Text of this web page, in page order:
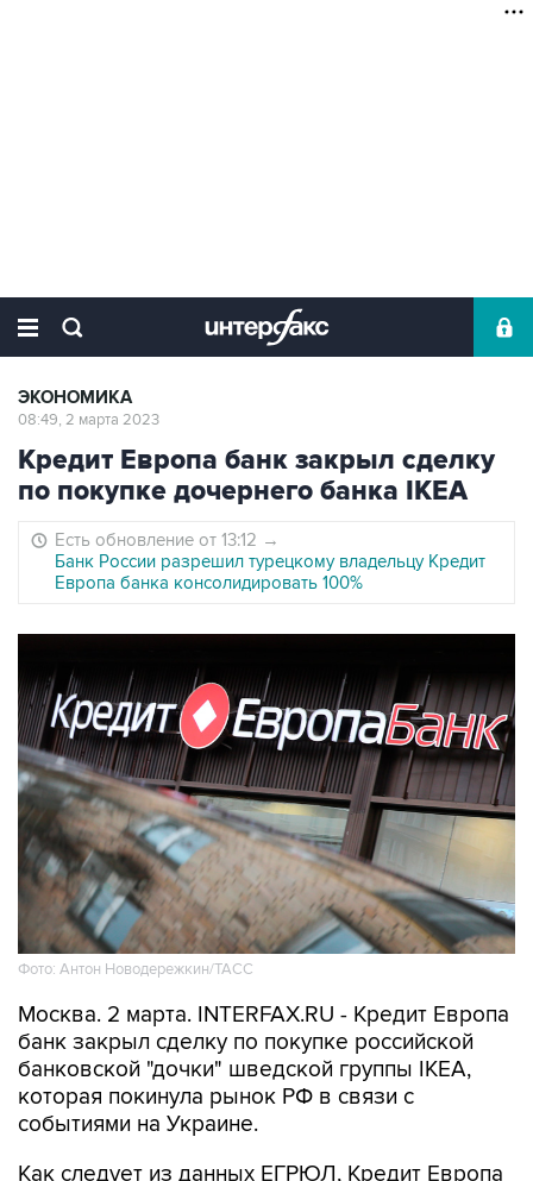
ЭКОНОМИКА
08:49, 2 марта 2023
Кредит Европа банк закрыл сделку
по покупке дочернего банка IKEA
Есть обновление от 13:12 →
Банк России разрешил турецкому владельцу Кредит
Европа банка консолидировать 100%
Фото: Антон Новодережкин/ТАСС
Москва. 2 марта. INTERFAX.RU - Кредит Европа
банк закрыл сделку по покупке российской
банковской "дочки" шведской группы IKEA,
которая покинула рынок РФ в связи с
событиями на Украине.
Как следует из данных ЕГРЮЛ, Кредит Европа